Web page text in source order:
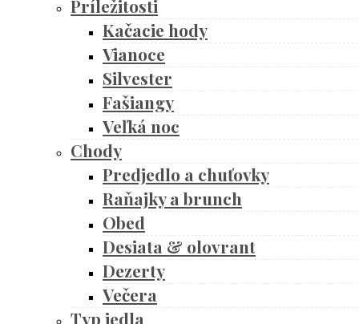
Príležitosti
Kačacie hody
Vianoce
Silvester
Fašiangy
Veľká noc
Chody
Predjedlo a chuťovky
Raňajky a brunch
Obed
Desiata & olovrant
Dezerty
Večera
Typ jedla